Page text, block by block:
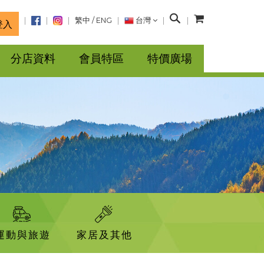
入 繁中 / ENG 台灣
搜
分店資料 會員特區 特價廣場
動與旅遊 家居及其他